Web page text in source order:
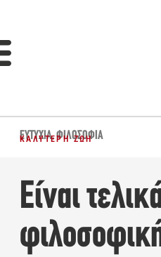
ΕΥΤΥΧΊΑ,ΦΙΛΟΣΟΦΊΑ
ΚΑΛΎΤΕΡΗ ΖΩΉ
Είναι